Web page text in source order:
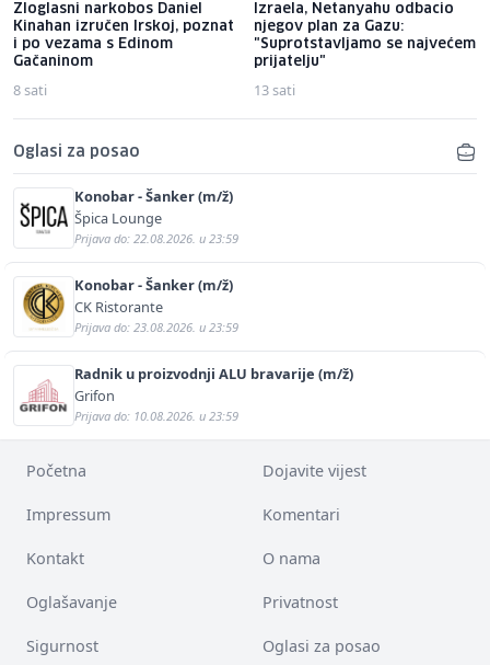
Zloglasni narkobos Daniel
Kinahan izručen Irskoj, poznat
i po vezama s Edinom
Gačaninom
8 sati
Izraela, Netanyahu odbacio
njegov plan za Gazu:
"Suprotstavljamo se najvećem
prijatelju"
13 sati
Oglasi za posao
Konobar - Šanker (m/ž)
Špica Lounge
Prijava do: 22.08.2026. u 23:59
Konobar - Šanker (m/ž)
CK Ristorante
Prijava do: 23.08.2026. u 23:59
Radnik u proizvodnji ALU bravarije (m/ž)
Grifon
Prijava do: 10.08.2026. u 23:59
Početna Dojavite vijest
Impressum Komentari
Kontakt O nama
Oglašavanje Privatnost
Sigurnost Oglasi za posao